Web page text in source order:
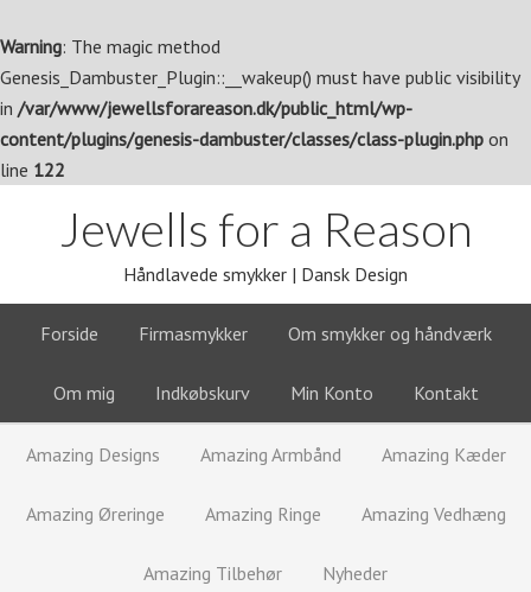
Warning: The magic method
Genesis_Dambuster_Plugin::__wakeup() must have public visibility
in /var/www/jewellsforareason.dk/public_html/wp-
content/plugins/genesis-dambuster/classes/class-plugin.php on
line 122
Jewells for a Reason
Håndlavede smykker | Dansk Design
Forside Firmasmykker Om smykker og håndværk
Om mig Indkøbskurv Min Konto Kontakt
Amazing Designs Amazing Armbånd Amazing Kæder
Amazing Øreringe Amazing Ringe Amazing Vedhæng
Amazing Tilbehør Nyheder